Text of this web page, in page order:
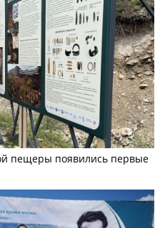
пещеры появились первые